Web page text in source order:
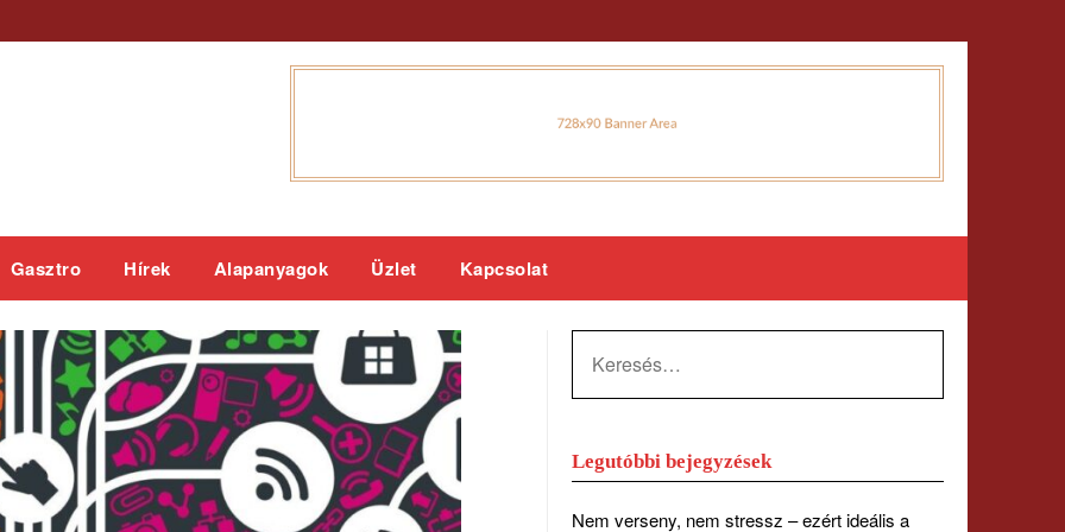
Gasztro Hírek Alapanyagok Üzlet Kapcsolat
Legutóbbi bejegyzések
Nem verseny, nem stressz – ezért ideális a